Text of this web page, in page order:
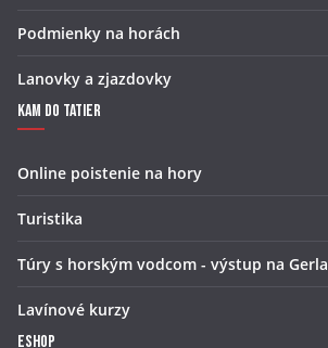
Podmienky na horách
Lanovky a zjazdovky
Kam do Tatier
Online poistenie na hory
Turistika
Túry s horským vodcom - výstup na
Lavínové kurzy
Eshop